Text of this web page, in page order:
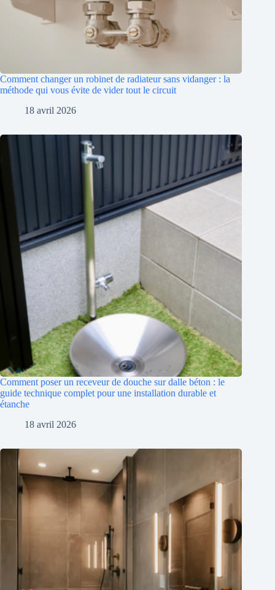
Comment changer un robinet de radiateur sans vidanger : la
méthode qui vous évite de vider tout le circuit
18 avril 2026
Comment poser un receveur de douche sur dalle béton : le
guide technique complet pour une installation durable et
étanche
18 avril 2026